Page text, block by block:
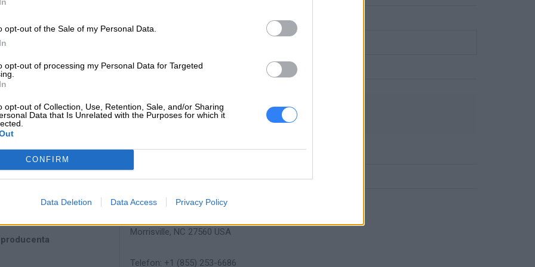
opt-out of the Sale of my Personal Data.
opt-out of processing my Personal Data for Targeted
opt-out of Collection, Use, Retention, Sale, and/or Sharing
Data that Is Unrelated with the Purposes for which it
CONFIRM
Data Deletion Data Access Privacy Policy
o kompatybilnosci
dla: Lenovo Storage D1212 4587
INFORMACJE HANDLOWE
4XB7A12038
producenta
Lenovo
Morrisville, NC 27560 USA
Telefon: +1 (855) 253-6686